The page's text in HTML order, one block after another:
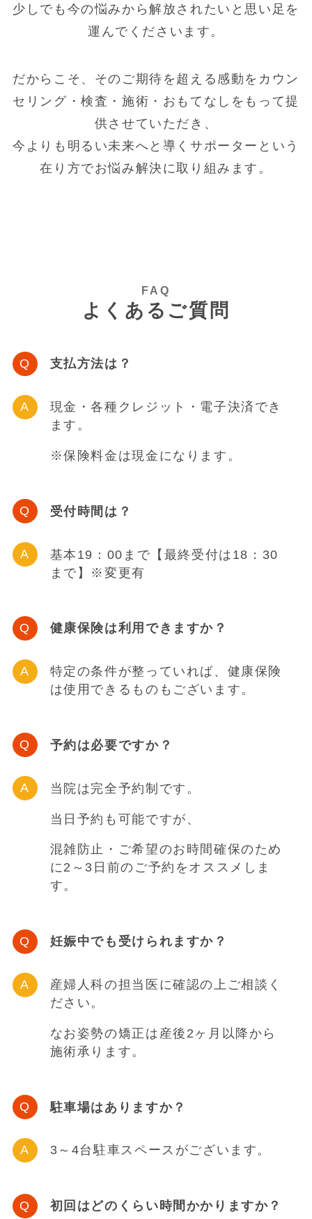
少しでも今の悩みから解放されたいと思い足を
運んでくださいます。
だからこそ、そのご期待を超える感動をカウン
セリング・検査・施術・おもてなしをもって提
供させていただき、
今よりも明るい未来へと導くサポーターという
在り方でお悩み解決に取り組みます。
FAQ
よくあるご質問
支払方法は？
現金・各種クレジット・電子決済でき
ます。
※保険料金は現金になります。
受付時間は？
基本19：00まで【最終受付は18：30
まで】※変更有
健康保険は利用できますか？
特定の条件が整っていれば、健康保険
は使用できるものもございます。
予約は必要ですか？
当院は完全予約制です。
当日予約も可能ですが、
混雑防止・ご希望のお時間確保のため
に2～3日前のご予約をオススメしま
す。
妊娠中でも受けられますか？
産婦人科の担当医に確認の上ご相談く
ださい。
なお姿勢の矯正は産後2ヶ月以降から
施術承ります。
駐車場はありますか？
3～4台駐車スペースがございます。
初回はどのくらい時間かかりますか？